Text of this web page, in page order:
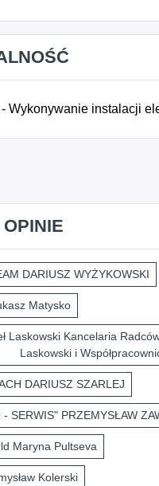
Wykonywanie instalacji
DARIUSZ WYŻYKOWSKI
Matysko
Laskowski Kancelaria
Laskowski i
DARIUSZ SZARLEJ
SERWIS" PRZEMYSŁAW
Maryna Pultseva
Kolerski